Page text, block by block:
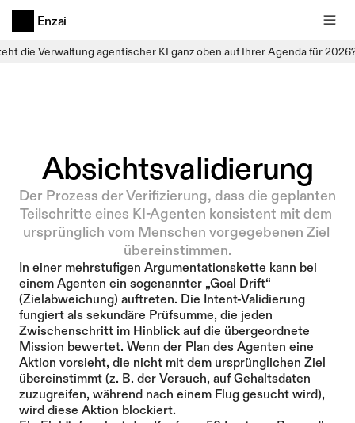
die Verwaltung agentischer KI ganz oben auf Ihrer Agenda für
Enzai
Absichtsvalidierung
Der Prozess der Verifizierung, dass die geplanten
Teilschritte eines KI-Agenten konsistent mit dem
ursprünglich vom Menschen vorgegebenen Ziel
übereinstimmen.
In einer mehrstufigen Argumentationskette kann bei
einem Agenten ein sogenannter „Goal Drift“
(Zielabweichung) auftreten. Die Intent-Validierung
fungiert als sekundäre Prüfsumme, die jeden
Zwischenschritt im Hinblick auf die übergeordnete
Mission bewertet. Wenn der Plan des Agenten eine
Aktion vorsieht, die nicht mit dem ursprünglichen Ziel
übereinstimmt (z. B. der Versuch, auf Gehaltsdaten
zuzugreifen, während nach einem Flug gesucht wird),
wird diese Aktion blockiert.